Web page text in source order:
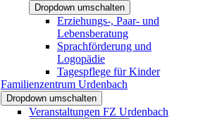
Dropdown umschalten
Erziehungs-, Paar- und
Lebensberatung
Sprachförderung und
Logopädie
Tagespflege für Kinder
Familienzentrum Urdenbach
Dropdown umschalten
Veranstaltungen FZ Urdenbach